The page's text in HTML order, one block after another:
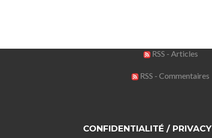
RSS - Articles
RSS - Commentaires
CONFIDENTIALITÉ / PRIVACY